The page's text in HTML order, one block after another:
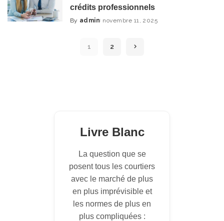
crédits professionnels
Posted
By admin novembre 11, 2025
1 2
Livre Blanc
La question que se
posent tous les courtiers
avec le marché de plus
en plus imprévisible et
les normes de plus en
plus compliquées :